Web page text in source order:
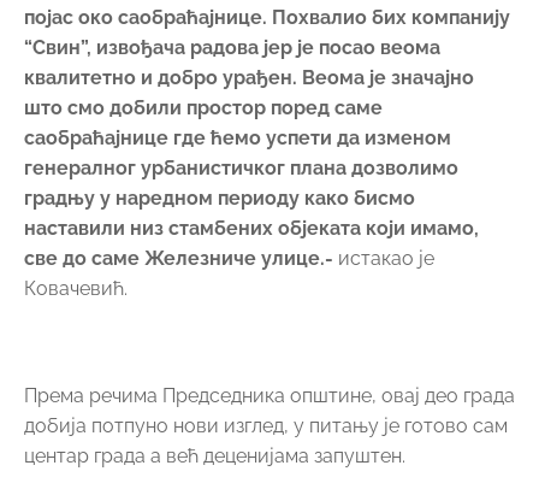
појас око саобраћајнице. Похвалио бих компанију
“Свин”, извођача радова јер је посао веома
квалитетно и добро урађен. Веома је значајно
што смо добили простор поред саме
саобраћајнице где ћемо успети да изменом
генералног урбанистичког плана дозволимо
градњу у наредном периоду како бисмо
наставили низ стамбених објеката који имамо,
све до саме Железниче улице.- истакао је
Ковачевић.
Према речима Председника општине, овај део града
добија потпуно нови изглед, у питању је готово сам
центар града а већ деценијама запуштен.